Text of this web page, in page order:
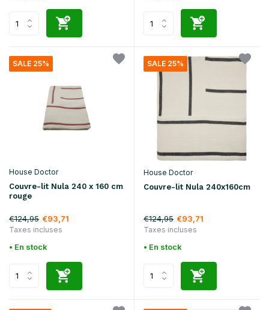
SALE 25%
House Doctor
Couvre-lit Nula 240 x 160 cm
rouge
€124,95 €93,71
Taxes incluses
• En stock
SALE 25%
House Doctor
Couvre-lit Nula 240x160cm
€124,95 €93,71
Taxes incluses
• En stock